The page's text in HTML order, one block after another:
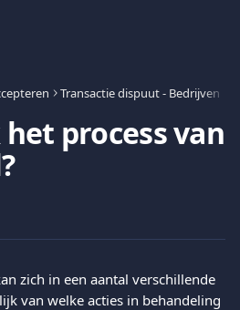
Transactie dispuut - Bedrijven
process van
zich in een aantal verschillende
van welke acties in behandeling